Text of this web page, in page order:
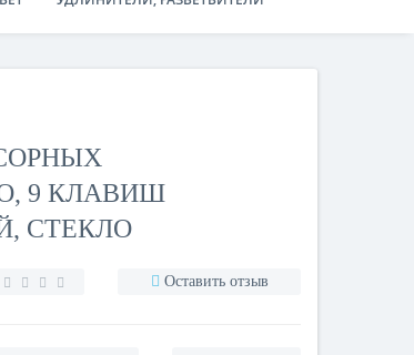
9 КЛАВИШ
СТЕКЛО
Оставить отзыв